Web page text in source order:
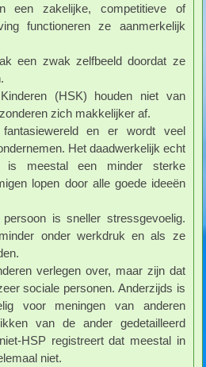
een zakelijke, competitieve of
functioneren ze aanmerkelijk
een zwak zelfbeeld doordat ze
(HSK) houden niet van
zich makkelijker af.
en er wordt veel
Het daadwerkelijk echt
is meestal een minder sterke
lopen door alle goede ideeën
persoon is sneller stressgevoelig.
onder werkdruk en als ze
verlegen over, maar zijn dat
sociale personen. Anderzijds is
voor meningen van anderen
van de ander gedetailleerd
HSP registreert dat meestal in
niet.